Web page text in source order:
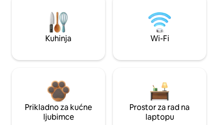
Kuhinja Wi-Fi
Prikladno za kućne
ljubimce
Prostor za rad na
laptopu